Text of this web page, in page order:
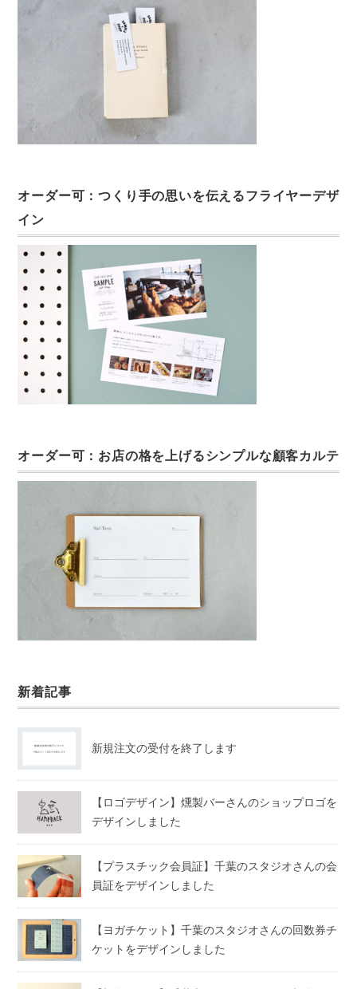
オーダー可：つくり手の思いを伝えるフライヤーデザ
イン
オーダー可：お店の格を上げるシンプルな顧客カルテ
新着記事
新規注文の受付を終了します
【ロゴデザイン】燻製バーさんのショップロゴを
デザインしました
【プラスチック会員証】千葉のスタジオさんの会
員証をデザインしました
【ヨガチケット】千葉のスタジオさんの回数券チ
ケットをデザインしました